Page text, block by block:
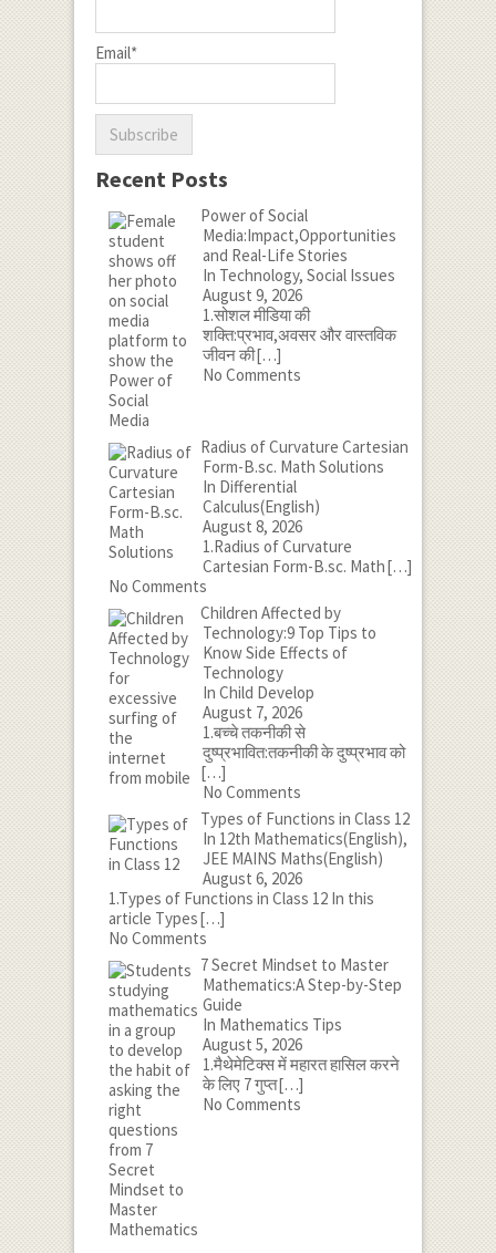
Email*
Recent Posts
Power of Social
Media:Impact,Opportunities
and Real-Life Stories
In Technology, Social Issues
August 9, 2026
1.सोशल मीडिया की
शक्ति:प्रभाव,अवसर और वास्तविक
जीवन की[…]
No Comments
Radius of Curvature Cartesian
Form-B.sc. Math Solutions
In Differential
Calculus(English)
August 8, 2026
1.Radius of Curvature
Cartesian Form-B.sc. Math[…]
No Comments
Children Affected by
Technology:9 Top Tips to
Know Side Effects of
Technology
In Child Develop
August 7, 2026
1.बच्चे तकनीकी से
दुष्प्रभावित:तकनीकी के दुष्प्रभाव को
[…]
No Comments
Types of Functions in Class 12
In 12th Mathematics(English),
JEE MAINS Maths(English)
August 6, 2026
1.Types of Functions in Class 12 In this
article Types[…]
No Comments
7 Secret Mindset to Master
Mathematics:A Step-by-Step
Guide
In Mathematics Tips
August 5, 2026
1.मैथेमेटिक्स में महारत हासिल करने
के लिए 7 गुप्त[…]
No Comments